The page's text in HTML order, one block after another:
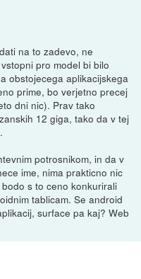
na to zadevo, ne
pro model bi bilo
obstojecega aplikacijskega
prime, bo verjetno precej
dni nic). Prav tako
12 giga, tako da v tej
potrosnikom, in da v
ime, nima prakticno nic
s to ceno konkurirali
tablicam. Se android
surface pa kaj? Web